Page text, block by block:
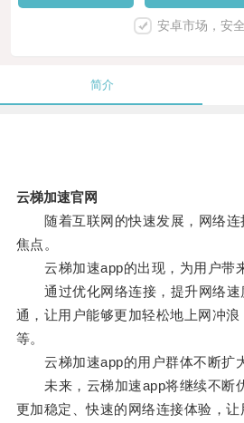
安卓市场，安
简介
云梯加速官网
随着互联网的快速发展，网络连
焦点。
云梯加速app的出现，为用户带来
通过优化网络连接，提升网络速
通，让用户能够更加轻松地上网冲
等。
云梯加速app的用户群体不断扩大
未来，云梯加速app将继续不断
更加稳定、快速的网络连接体验，